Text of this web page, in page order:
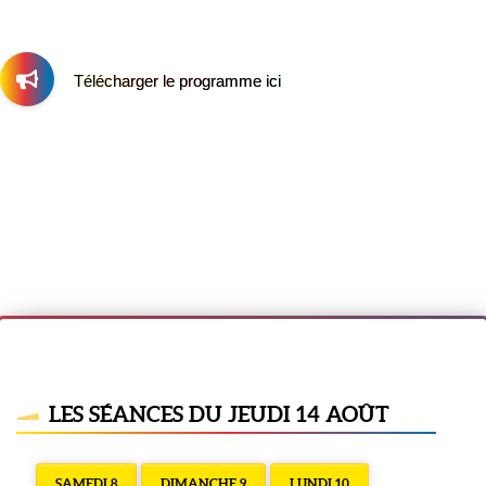
Télécharger le programme ici
LES SÉANCES DU JEUDI 14 AOÛT